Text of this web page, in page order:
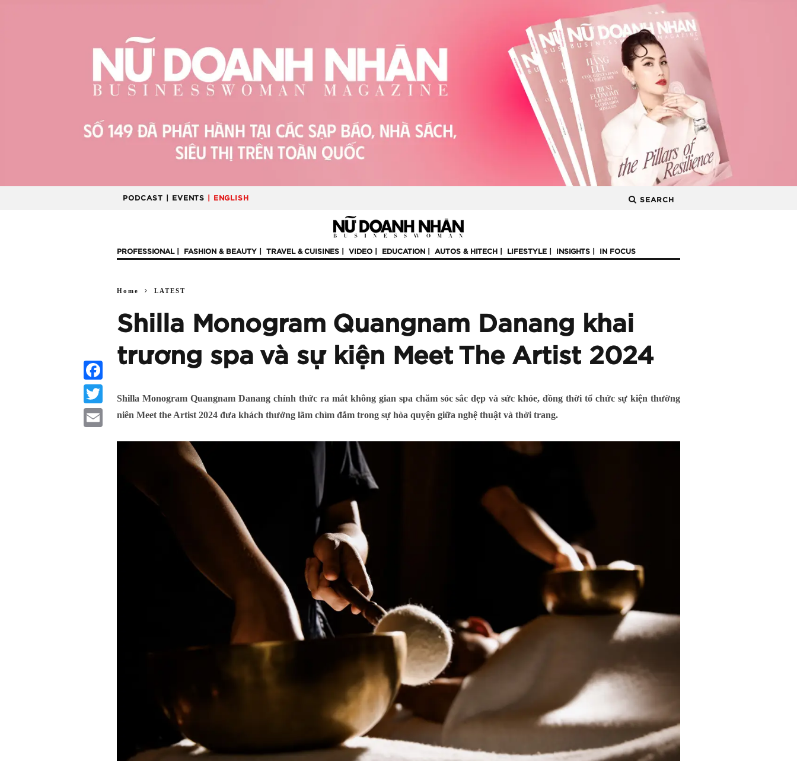
PODCAST | EVENTS | ENGLISH SEARCH
PROFESSIONAL FASHION & BEAUTY TRAVEL & CUISINES VIDEO EDUCATION AUTOS & HITECH LIFESTYLE INSIGHTS IN FOCUS
Home LATEST
Shilla Monogram Quangnam Danang khai
trương spa và sự kiện Meet The Artist 2024
Shilla Monogram Quangnam Danang chính thức ra mắt không gian spa chăm sóc sắc đẹp và sức khỏe, đồng thời tổ chức sự kiện thường
niên Meet the Artist 2024 đưa khách thưởng lãm chìm đắm trong sự hòa quyện giữa nghệ thuật và thời trang.
Facebook
Twitter